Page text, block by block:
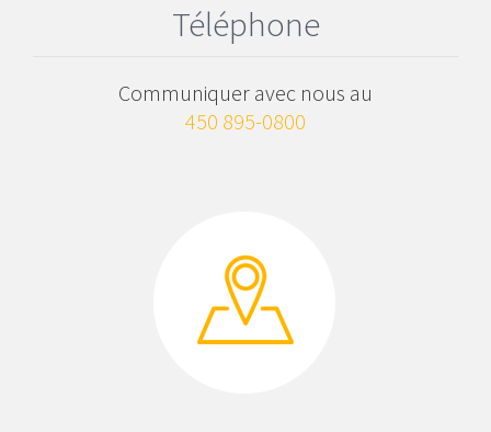
Téléphone
Communiquer avec nous au
450 895-0800